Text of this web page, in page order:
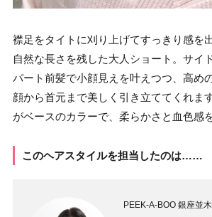
襟足をタイトに刈り上げてすっきり感を
自然な長さを残した大人ショート。サイ
パート前髪で小顔見えを叶えつつ、高め
顔から首元まで美しく引き立ててくれま
がベースのカラーで、柔らかさと血色感
このヘアスタイルを担当したのは……
PEEK-A-BOO 銀座並